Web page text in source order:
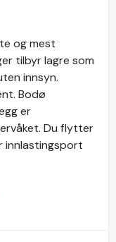
og mest
tilbyr lagre som
innsyn.
Bodø
er
Du flytter
innlastingsport